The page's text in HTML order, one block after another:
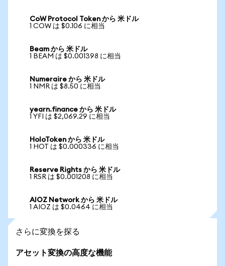
CoW Protocol Token から 米ドル
1 COW は $0.106 に相当
Beam から 米ドル
1 BEAM は $0.001398 に相当
Numeraire から 米ドル
1 NMR は $8.50 に相当
yearn.finance から 米ドル
1 YFI は $2,069.29 に相当
HoloToken から 米ドル
1 HOT は $0.000336 に相当
Reserve Rights から 米ドル
1 RSR は $0.001208 に相当
AIOZ Network から 米ドル
1 AIOZ は $0.0464 に相当
さらに変換を探る
アセット変換の高度な機能